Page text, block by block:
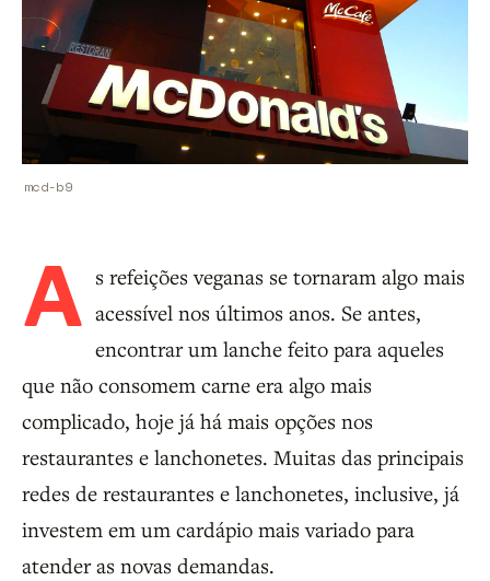
mcd-b9
A s refeições veganas se tornaram algo mais
acessível nos últimos anos. Se antes,
encontrar um lanche feito para aqueles
que não consomem carne era algo mais
complicado, hoje já há mais opções nos
restaurantes e lanchonetes. Muitas das principais
redes de restaurantes e lanchonetes, inclusive, já
investem em um cardápio mais variado para
atender as novas demandas.